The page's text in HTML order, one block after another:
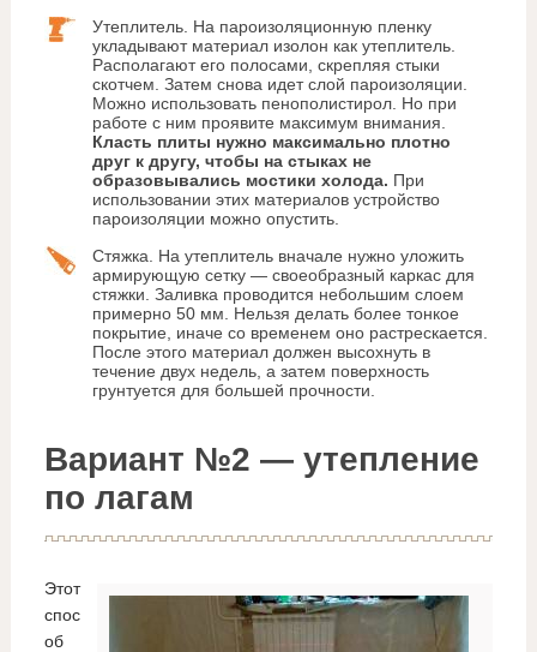
Утеплитель. На пароизоляционную пленку
укладывают материал изолон как утеплитель.
Располагают его полосами, скрепляя стыки
скотчем. Затем снова идет слой пароизоляции.
Можно использовать пенополистирол. Но при
работе с ним проявите максимум внимания.
Класть плиты нужно максимально плотно
друг к другу, чтобы на стыках не
образовывались мостики холода. При
использовании этих материалов устройство
пароизоляции можно опустить.
Стяжка. На утеплитель вначале нужно уложить
армирующую сетку — своеобразный каркас для
стяжки. Заливка проводится небольшим слоем
примерно 50 мм. Нельзя делать более тонкое
покрытие, иначе со временем оно растрескается.
После этого материал должен высохнуть в
течение двух недель, а затем поверхность
грунтуется для большей прочности.
Вариант №2 — утепление
по лагам
Этот
спос
об